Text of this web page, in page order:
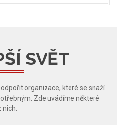
SVĚT
organizace, které se snaží
Zde uvádíme některé
nich.